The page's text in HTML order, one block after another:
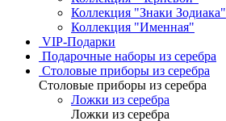
Коллекция "Знаки Зодиака"
Коллекция "Именная"
VIP-Подарки
Подарочные наборы из серебра
Столовые приборы из серебра
Столовые приборы из серебра
Ложки из серебра
Ложки из серебра